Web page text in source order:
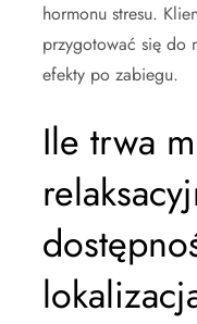
hormonu stresu.
przygotować się do
efekty po zabiegu.
Ile trwa